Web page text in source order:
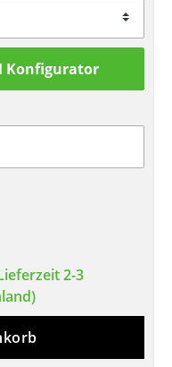
Konfigurator
2-3